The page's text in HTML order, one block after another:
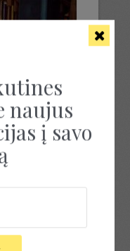
naujus
į savo